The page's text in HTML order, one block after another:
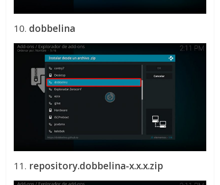
10. dobbelina
11. repository.dobbelina-x.x.x.zip